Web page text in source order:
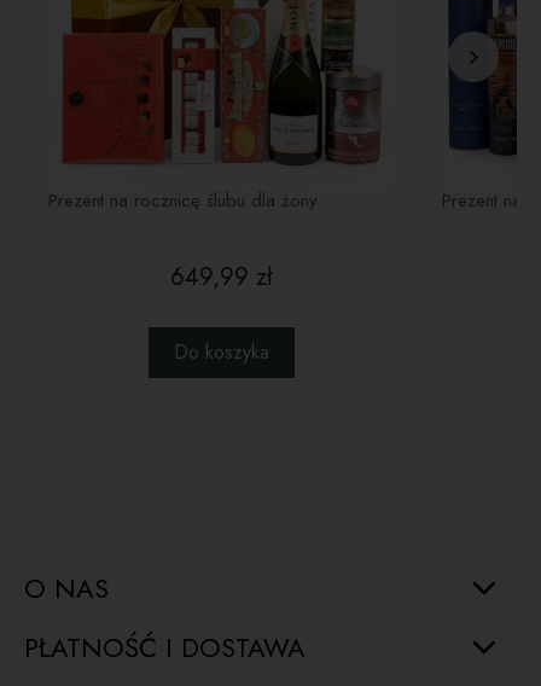
prezentowych na rocznicę ślubu
ofercie!
Prezent na rocznicę ślubu dla żony
649,99 zł
Do koszyka
Prezent na
O NAS
PŁATNOŚĆ I DOSTAWA